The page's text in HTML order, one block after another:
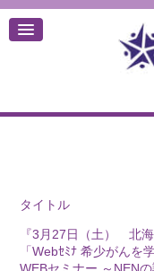
タイトル
『3月27日（土） 北
「Webｾﾐﾅ 希少がんを